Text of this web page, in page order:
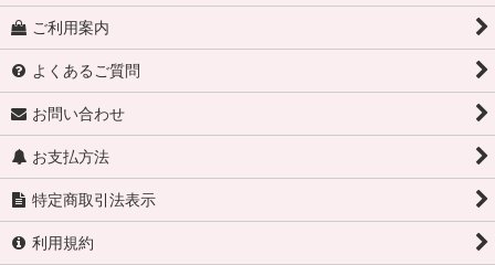
ご利用案内
よくあるご質問
お問い合わせ
お支払方法
特定商取引法表示
利用規約